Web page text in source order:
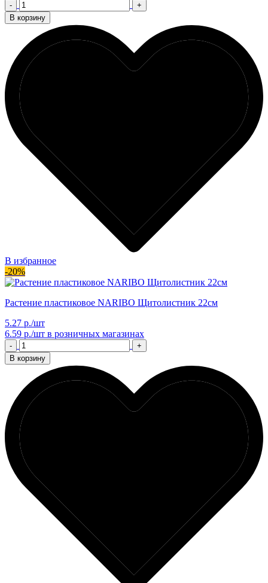
-
+
В корзину
В избранное
-20%
Растение пластиковое NARIBO Щитолистник 22см
5.27 р./шт
6.59 р./шт в розничных магазинах
-
+
В корзину